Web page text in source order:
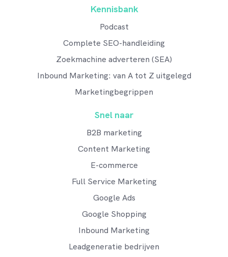
Kennisbank
Podcast
Complete SEO-handleiding
Zoekmachine adverteren (SEA)
Inbound Marketing: van A tot Z uitgelegd
Marketingbegrippen
Snel naar
B2B marketing
Content Marketing
E-commerce
Full Service Marketing
Google Ads
Google Shopping
Inbound Marketing
Leadgeneratie bedrijven